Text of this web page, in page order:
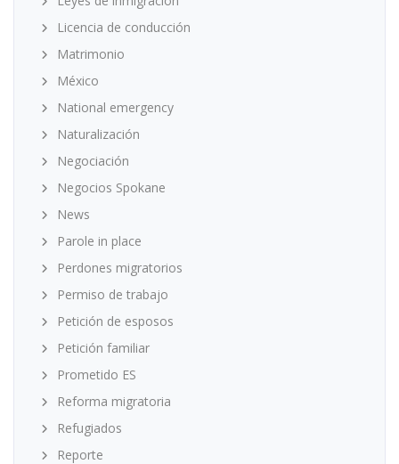
Licencia de conducción
Matrimonio
México
National emergency
Naturalización
Negociación
Negocios Spokane
News
Parole in place
Perdones migratorios
Permiso de trabajo
Petición de esposos
Petición familiar
Prometido ES
Reforma migratoria
Refugiados
Reporte